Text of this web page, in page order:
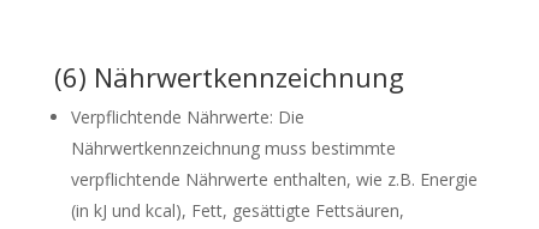
(6) Nährwertkennzeichnung
Verpflichtende Nährwerte: Die
Nährwertkennzeichnung muss bestimmte
verpflichtende Nährwerte enthalten, wie z.B. Energie
(in kJ und kcal), Fett, gesättigte Fettsäuren,